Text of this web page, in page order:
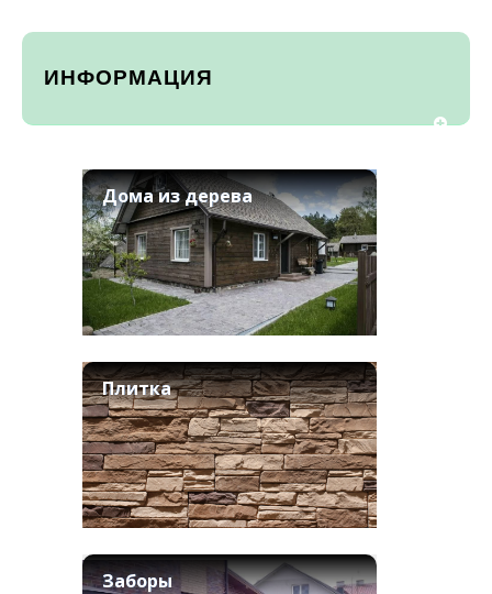
ИНФОРМАЦИЯ
Дома из дерева
Плитка
Заборы